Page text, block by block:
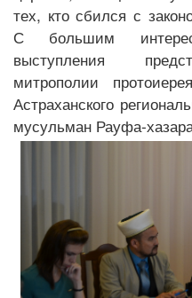
тех, кто сбился с
С большим
выступления
митрополии
Астраханского
мусульман Рауфа-